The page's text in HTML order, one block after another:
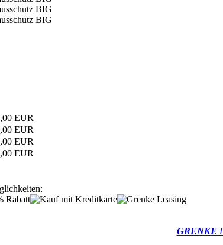
EUR
EUR
EUR
EUR
GRENKE